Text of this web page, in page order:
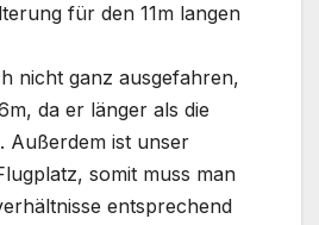
für den 11m langen
nicht ganz ausgefahren,
da er länger als die
Außerdem ist unser
somit muss man
entsprechend